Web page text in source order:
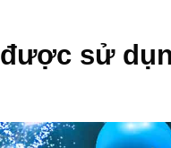
được sử